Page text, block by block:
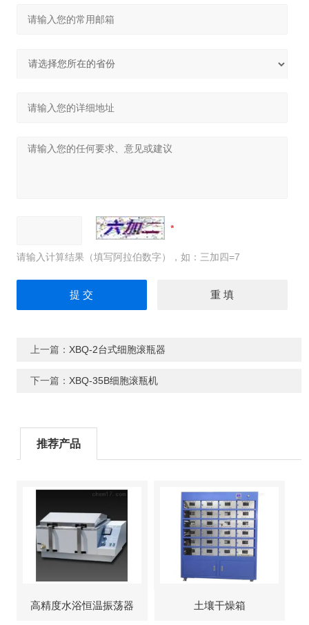
请输入计算结果（填写阿拉伯数字），如：三加四=7
上一篇： XBQ-2台式细胞滚瓶器
下一篇： XBQ-35B细胞滚瓶机
推荐产品
高精度水浴恒温振荡器 土壤干燥箱